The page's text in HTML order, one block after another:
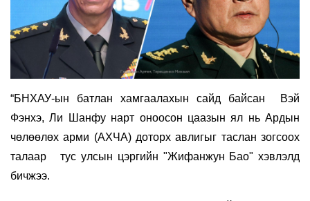
“БНХАУ-ын батлан ​​хамгаалахын сайд байсан Вэй
Фэнхэ, Ли Шанфу нарт оноосон цаазын ял нь Ардын
чөлөөлөх арми (АХЧА) доторх авлигыг таслан зогсоох
талаар тус улсын цэргийн "Жифанжун Бао" хэвлэлд
бичжээ.